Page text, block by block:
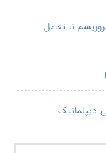
تا تعامل
دیپلماتیک